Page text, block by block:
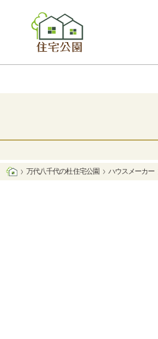
万代八千代の杜 住宅公園 ハウスメーカー